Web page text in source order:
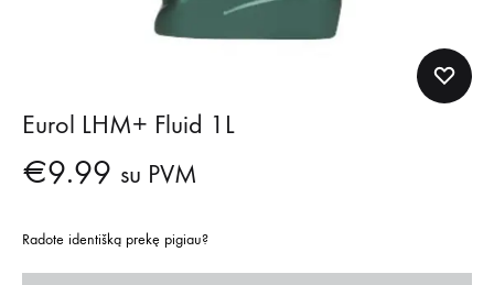
Eurol LHM+ Fluid 1L
€9.99 su PVM
Radote identišką prekę pigiau?